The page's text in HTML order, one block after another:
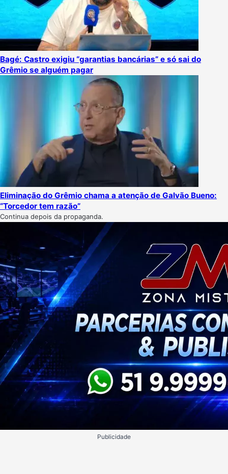
Bagé: Castro exigiu “garantias bancárias” e só sai do
Grêmio se alguém pagar
Eliminação do Grêmio chama a atenção de Galvão Bueno:
“Torcedor tem razão”
Continua depois da propaganda.
Publicidade